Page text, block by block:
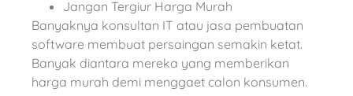
Jangan Tergiur Harga Murah
Banyaknya konsultan IT atau jasa pembuatan
software membuat persaingan semakin ketat.
Banyak diantara mereka yang memberikan
harga murah demi menggaet calon konsumen.